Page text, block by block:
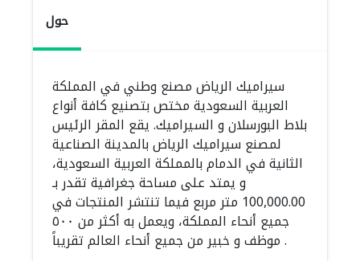
حول
سيراميك الرياض مصنع وطني في المملكة
العربية السعودية مختص بتصنيع كافة أنواع
بلاط البورسلان و السيراميك. يقع المقر الرئيس
لمصنع سيراميك الرياض بالمدينة الصناعية
الثانية في الدمام بالمملكة العربية السعودية،
و يمتد على مساحة جغرافية تقدر بـ
100,000.00 متر مربع فيما تنتشر المنتجات في
جميع أنحاء المملكة، ويعمل به أكثر من ٥٠٠
موظف و خبير من جميع أنحاء العالم تقريباً .